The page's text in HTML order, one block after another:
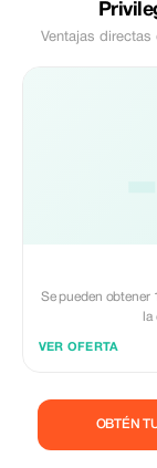
Ventajas
Se pueden obtener
VER OFERTA
OBTÉN